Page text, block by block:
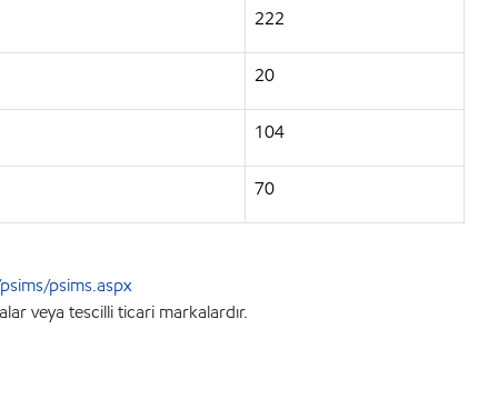
222
20
104
70
psims.aspx
veya tescilli ticari markalardır.